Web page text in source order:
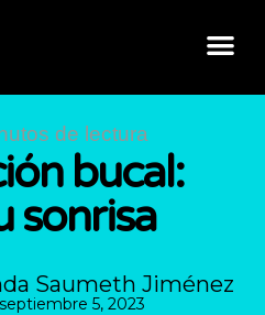
de lectura
bucal:
sonrisa
Saumeth Jiménez
septiembre 5, 2023